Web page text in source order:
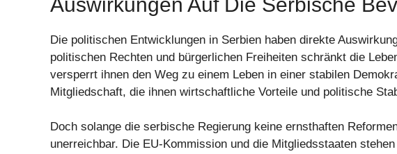
Die politischen Entwicklungen in Serbien haben direkte
politischen Rechten und bürgerlichen Freiheiten schränkt die
versperrt ihnen den Weg zu einem Leben in einer stabilen
Mitgliedschaft, die ihnen wirtschaftliche Vorteile und politische
Doch solange die serbische Regierung keine ernsthaften
unerreichbar. Die EU-Kommission und die Mitgliedsstaaten